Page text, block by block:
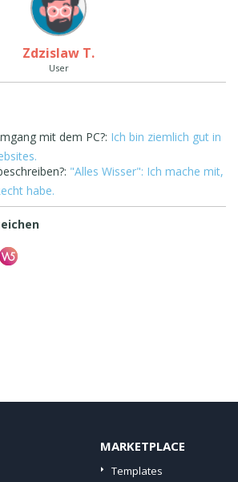
Zdzislaw T.
User
mit dem PC?: Ich bin ziemlich gut in
"Alles Wisser": Ich mache mit,
habe.
MARKETPLACE
Templates